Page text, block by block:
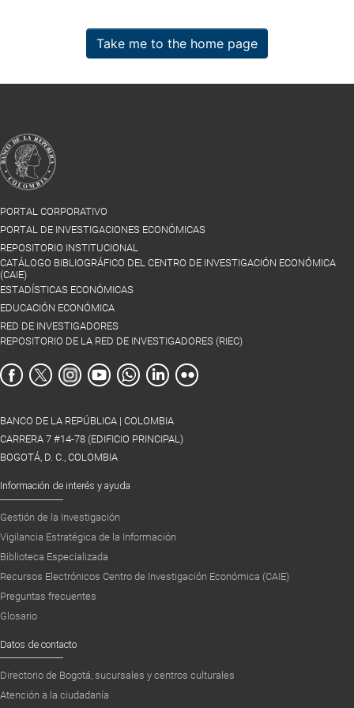
Take me to the home page
PORTAL CORPORATIVO
PORTAL DE INVESTIGACIONES ECONÓMICAS
REPOSITORIO INSTITUCIONAL
CATÁLOGO BIBLIOGRÁFICO DEL CENTRO DE INVESTIGACIÓN ECONÓMICA
(CAIE)
ESTADÍSTICAS ECONÓMICAS
EDUCACIÓN ECONÓMICA
RED DE INVESTIGADORES
REPOSITORIO DE LA RED DE INVESTIGADORES (RIEC)
BANCO DE LA REPÚBLICA | COLOMBIA
CARRERA 7 #14-78 (EDIFICIO PRINCIPAL)
BOGOTÁ, D. C., COLOMBIA
Información de interés y ayuda
Gestión de la Investigación
Vigilancia Estratégica de la Información
Biblioteca Especializada
Recursos Electrónicos Centro de Investigación Económica (CAIE)
Preguntas frecuentes
Glosario
Datos de contacto
Directorio de Bogotá, sucursales y centros culturales
Atención a la ciudadanía